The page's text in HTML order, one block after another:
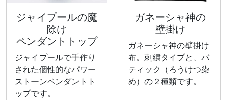
ジャイプールの魔
除け
ペンダントトップ
ジャイプールで手作り
された個性的なパワー
ストーンペンダントト
ップです。
ガネーシャ神の
壁掛け
ガネーシャ神の壁掛け
布。刺繍タイプと、バ
ティック（ろうけつ染
め）の２種類です。